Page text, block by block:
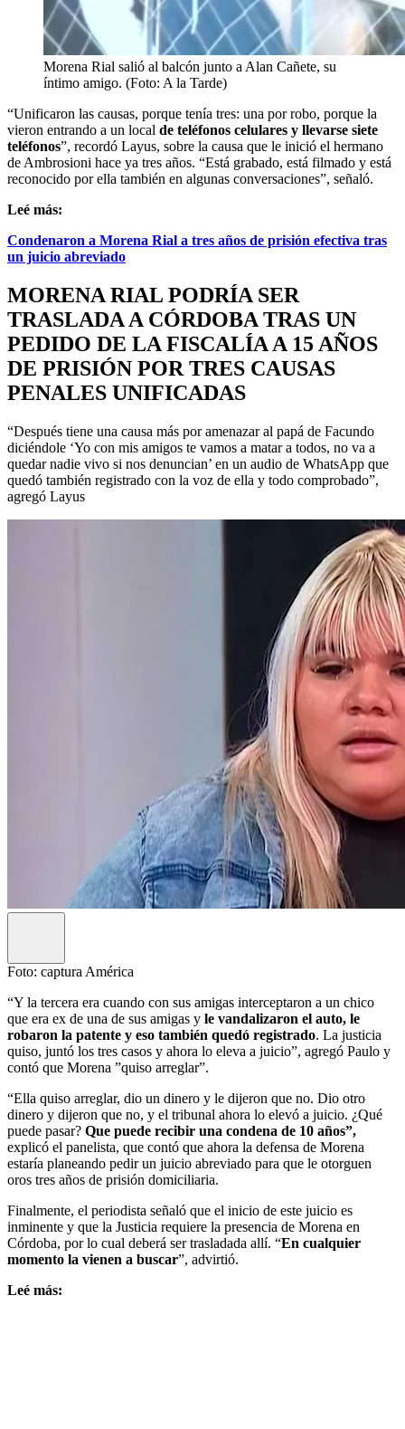
Morena Rial salió al balcón junto a Alan Cañete, su
íntimo amigo. (Foto: A la Tarde)
“Unificaron las causas, porque tenía tres: una por robo, porque la
vieron entrando a un local de teléfonos celulares y llevarse siete
teléfonos”, recordó Layus, sobre la causa que le inició el hermano
de Ambrosioni hace ya tres años. “Está grabado, está filmado y está
reconocido por ella también en algunas conversaciones”, señaló.
Leé más:
Condenaron a Morena Rial a tres años de prisión efectiva tras
un juicio abreviado
MORENA RIAL PODRÍA SER
TRASLADA A CÓRDOBA TRAS UN
PEDIDO DE LA FISCALÍA A 15 AÑOS
DE PRISIÓN POR TRES CAUSAS
PENALES UNIFICADAS
“Después tiene una causa más por amenazar al papá de Facundo
diciéndole ‘Yo con mis amigos te vamos a matar a todos, no va a
quedar nadie vivo si nos denuncian’ en un audio de WhatsApp que
quedó también registrado con la voz de ella y todo comprobado”,
agregó Layus
Foto: captura América
“Y la tercera era cuando con sus amigas interceptaron a un chico
que era ex de una de sus amigas y le vandalizaron el auto, le
robaron la patente y eso también quedó registrado. La justicia
quiso, juntó los tres casos y ahora lo eleva a juicio”, agregó Paulo y
contó que Morena ”quiso arreglar”.
“Ella quiso arreglar, dio un dinero y le dijeron que no. Dio otro
dinero y dijeron que no, y el tribunal ahora lo elevó a juicio. ¿Qué
puede pasar? Que puede recibir una condena de 10 años”,
explicó el panelista, que contó que ahora la defensa de Morena
estaría planeando pedir un juicio abreviado para que le otorguen
oros tres años de prisión domiciliaria.
Finalmente, el periodista señaló que el inicio de este juicio es
inminente y que la Justicia requiere la presencia de Morena en
Córdoba, por lo cual deberá ser trasladada allí. “En cualquier
momento la vienen a buscar”, advirtió.
Leé más: